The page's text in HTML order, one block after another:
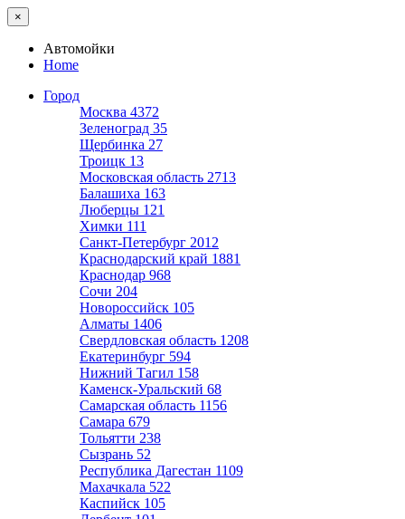
×
Автомойки
Home
Город
Москва 4372
Зеленоград 35
Щербинка 27
Троицк 13
Московская область 2713
Балашиха 163
Люберцы 121
Химки 111
Санкт-Петербург 2012
Краснодарский край 1881
Краснодар 968
Сочи 204
Новороссийск 105
Алматы 1406
Свердловская область 1208
Екатеринбург 594
Нижний Тагил 158
Каменск-Уральский 68
Самарская область 1156
Самара 679
Тольятти 238
Сызрань 52
Республика Дагестан 1109
Махачкала 522
Каспийск 105